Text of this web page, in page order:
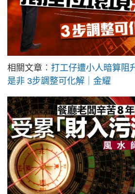
相關文章︰ 打工仔遭小人暗算阻
是非 3步調整可化解｜金耀